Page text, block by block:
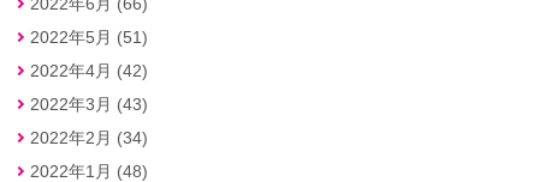
2022年5月 (51)
2022年4月 (42)
2022年3月 (43)
2022年2月 (34)
2022年1月 (48)